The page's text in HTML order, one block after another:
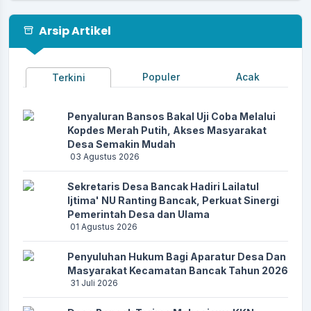
Arsip Artikel
Terkini Populer Acak
Penyaluran Bansos Bakal Uji Coba Melalui
Kopdes Merah Putih, Akses Masyarakat
Desa Semakin Mudah
03 Agustus 2026
Sekretaris Desa Bancak Hadiri Lailatul
Ijtima' NU Ranting Bancak, Perkuat Sinergi
Pemerintah Desa dan Ulama
01 Agustus 2026
Penyuluhan Hukum Bagi Aparatur Desa Dan
Masyarakat Kecamatan Bancak Tahun 2026
31 Juli 2026
13 April 2026 11:27:04
Apresiasi website desa sudah ada menu DESA ANTI
KORUPSI....selengkapnya
25 Maret 2026 06:03:36
Alhamdulillah.. Semoga lebih mudah dan lebih